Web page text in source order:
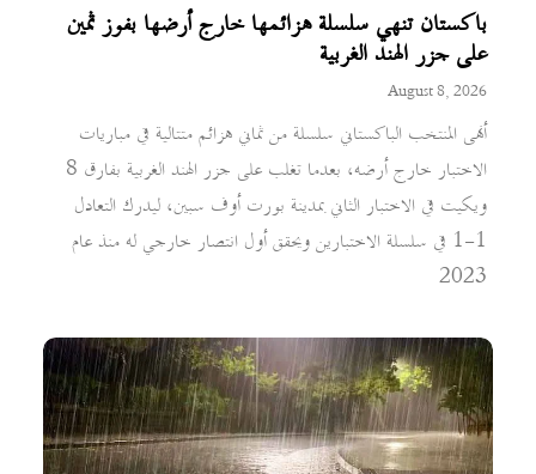
باكستان تنهي سلسلة هزائمها خارج أرضها بفوز ثمين
على جزر الهند الغربية
August 8, 2026
أنهى المنتخب الباكستاني سلسلة من ثماني هزائم متتالية في مباريات
الاختبار خارج أرضه، بعدما تغلب على جزر الهند الغربية بفارق 8
ويكيت في الاختبار الثاني بمدينة بورت أوف سبين، ليدرك التعادل
1-1 في سلسلة الاختبارين ويحقق أول انتصار خارجي له منذ عام
2023